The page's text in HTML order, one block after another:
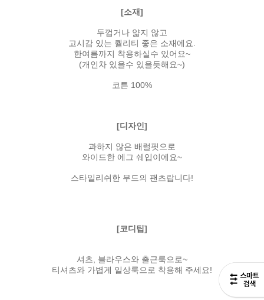
[소재]
두껍거나 얇지 않고
고시감 있는 퀄리티 좋은 소재에요.
한여름까지 착용하실수 있어요~
(개인차 있을수 있을듯해요~)
코튼 100%
[디자인]
과하지 않은 배럴핏으로
와이드한 에그 쉐입이에요~
스타일리쉬한 무드의 팬츠랍니다!
[코디팁]
셔츠, 블라우스와 출근룩으로~
티셔츠와 가볍게 일상룩으로 착용해 주세요!